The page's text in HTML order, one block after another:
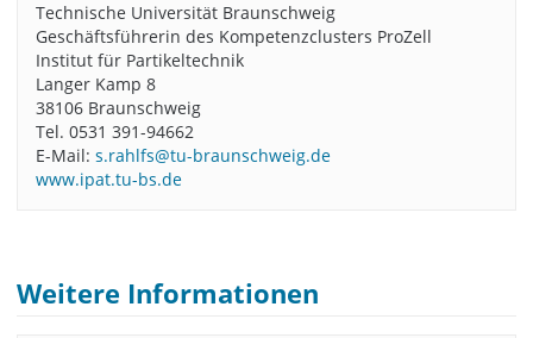
Technische Universität Braunschweig
Geschäftsführerin des Kompetenzclusters ProZell
Institut für Partikeltechnik
Langer Kamp 8
38106 Braunschweig
Tel. 0531 391-94662
E-Mail: s.rahlfs@tu-braunschweig.de
www.ipat.tu-bs.de
Weitere Informationen